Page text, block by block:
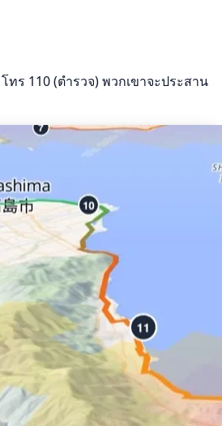
ทร 110 (ตำรวจ) พวกเขาจะประสาน